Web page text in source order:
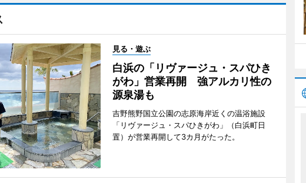
見る・遊ぶ
白浜の「リヴァージュ・スパひき
がわ」営業再開 強アルカリ性の
源泉湯も
吉野熊野国立公園の志原海岸近くの温浴施設
「リヴァージュ・スパひきがわ」（白浜町日
置）が営業再開して3カ月がたった。